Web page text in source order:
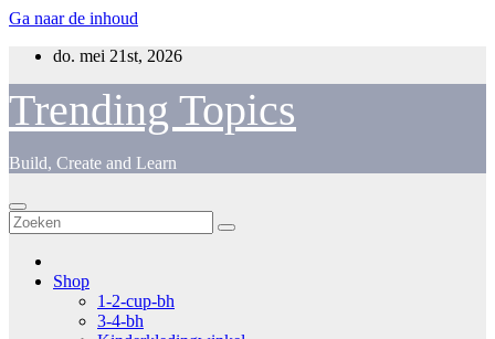
Ga naar de inhoud
do. mei 21st, 2026
Trending Topics
Build, Create and Learn
Shop
1-2-cup-bh
3-4-bh